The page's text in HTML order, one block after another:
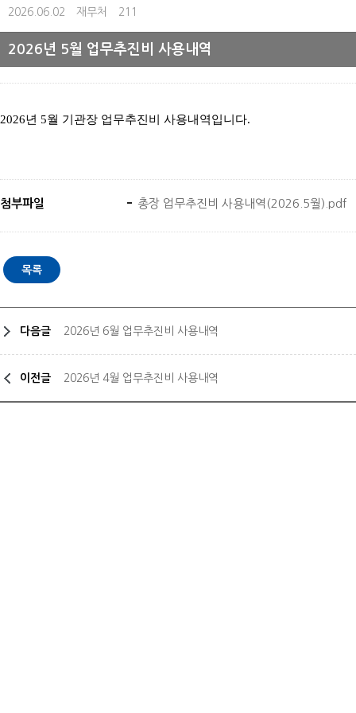
2026.06.02 재무처 211
2026년 5월 업무추진비 사용내역
2026년 5월 기관장 업무추진비 사용내역입니다.
첨부파일 총장 업무추진비 사용내역(2026.5월).pdf
다음글 2026년 6월 업무추진비 사용내역
이전글 2026년 4월 업무추진비 사용내역